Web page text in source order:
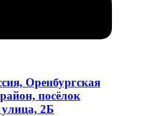
Оренбургская
посёлок
2Б